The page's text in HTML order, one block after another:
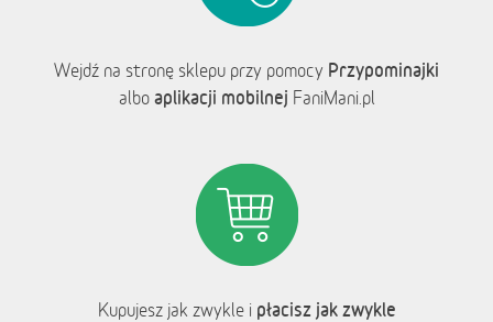
Wejdź na stronę sklepu przy pomocy Przypominajki
albo aplikacji mobilnej FaniMani.pl
Kupujesz jak zwykle i płacisz jak zwykle